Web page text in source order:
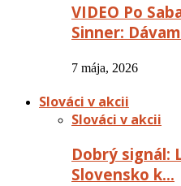
VIDEO Po
Sinner:
7 mája, 2026
Slováci v akcii
Slováci v akcii
Dobrý signál:
Slovensko k…